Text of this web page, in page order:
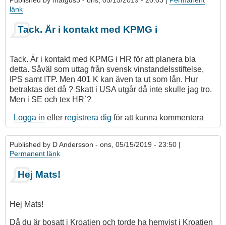
länk
Tack. Är i kontakt med KPMG i
Tack. Är i kontakt med KPMG i HR för att planera bla
detta. Såväl som uttag från svensk vinstandelsstiftelse,
IPS samt ITP. Men 401 K kan även ta ut som lån. Hur
betraktas det då ? Skatt i USA utgår då inte skulle jag tro.
Men i SE och tex HR`?
Logga in eller registrera dig för att kunna kommentera
Published by D Andersson - ons, 05/15/2019 - 23:50 |
Permanent länk
Hej Mats!
Hej Mats!
Då du är bosatt i Kroatien och torde ha hemvist i Kroatien